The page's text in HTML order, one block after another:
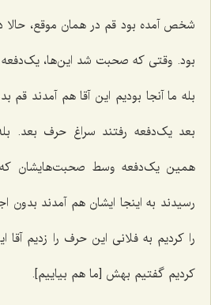
شخص آمده بود قم در همان موقع، حالا
بود. وقتی که صحبت شد این‌ها،
بله ما آنجا بودیم این آقا هم آمدند قم
بعد یک‌دفعه رفتند سراغ حرف بعد.
همین یک‌دفعه وسط صحبت‌هایشان
رسیدند به اینجا ایشان هم آمدند بدون
را کردیم به فلانی این حرف را زدیم
کردیم گفتیم بهش [ما هم بیاییم‌].